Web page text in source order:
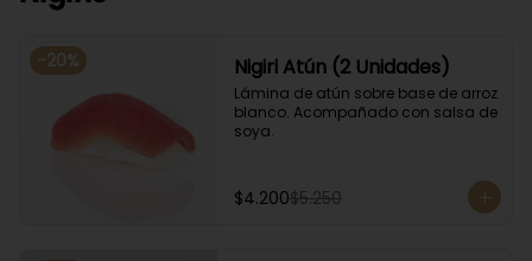
-20% Nigiri Atún (2 Unidades)
Lámina de atún sobre base de arroz
blanco. Acompañado con salsa de
soya.
$4.200$5.250